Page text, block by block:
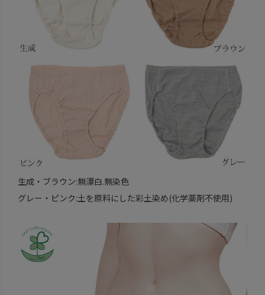
生成・ブラウン:無漂白.無染色
グレー・ピンク:土を原料にした彩土染め(化学薬剤不使用)